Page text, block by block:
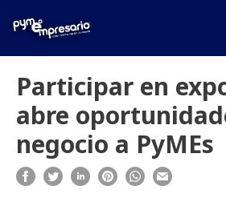
Participar en
abre
negocio a PyMEs